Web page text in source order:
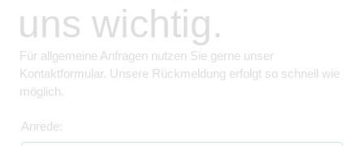
uns wichtig.
Für allgemeine Anfragen nutzen Sie gerne unser
Kontaktformular. Unsere Rückmeldung erfolgt so schnell wie
möglich.
Anrede: